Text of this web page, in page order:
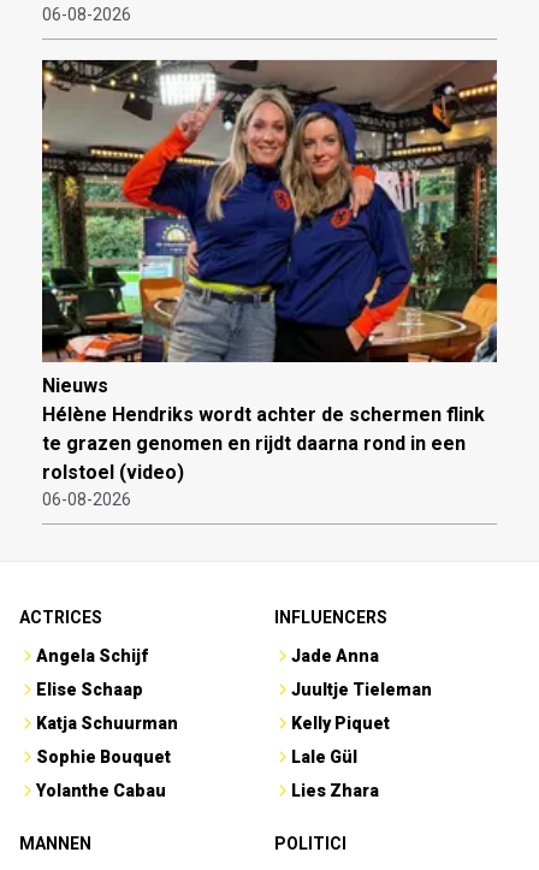
06-08-2026
Nieuws
Hélène Hendriks wordt achter de schermen flink
te grazen genomen en rijdt daarna rond in een
rolstoel (video)
06-08-2026
ACTRICES
Angela Schijf
Elise Schaap
Katja Schuurman
Sophie Bouquet
Yolanthe Cabau
INFLUENCERS
Jade Anna
Juultje Tieleman
Kelly Piquet
Lale Gül
Lies Zhara
MANNEN
POLITICI